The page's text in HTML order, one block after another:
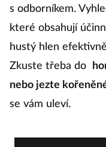
s odborníkem.
které obsahují
hustý hlen
Zkuste třeba do
nebo jezte
se vám uleví.